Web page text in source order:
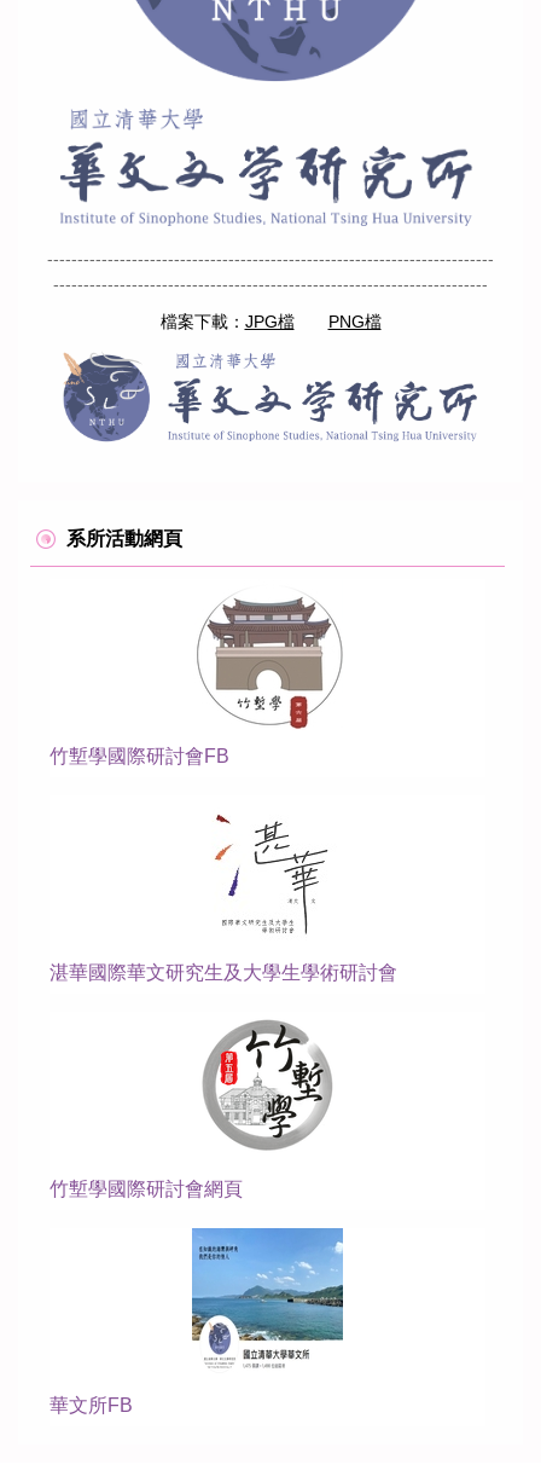
--------------------------------------------------------------------------
------------------------------------------------------------------------
檔案下載： JPG檔 PNG檔
系所活動網頁
竹塹學國際研討會FB
湛華國際華文研究生及大學生學術研討會
竹塹學國際研討會網頁
華文所FB